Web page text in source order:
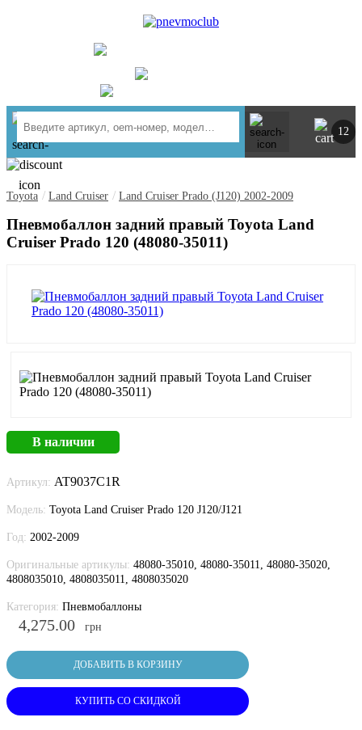
12
Toyota / Land Cruiser / Land Cruiser Prado (J120) 2002-2009
В наличии
Артикул: AT9037C1R
Модель: Toyota Land Cruiser Prado 120 J120/J121
Год: 2002-2009
Оригинальные артикулы: 48080-35010, 48080-35011, 48080-35020,
4808035010, 4808035011, 4808035020
Категория: Пневмобаллоны
4,275.00 грн
ДОБАВИТЬ В КОРЗИНУ
КУПИТЬ СО СКИДКОЙ
Пневмобаллон задний правый Toyota Land
Cruiser Prado 120 (48080-35011)